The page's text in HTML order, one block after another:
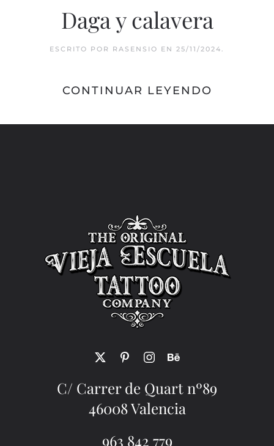
Daga y calavera
ESCRITO POR RASENSIO EN 25/11/2024.
CONTINUAR LEYENDO
C/ Carrer de Quart nº89
46008 Valencia
963 842 779